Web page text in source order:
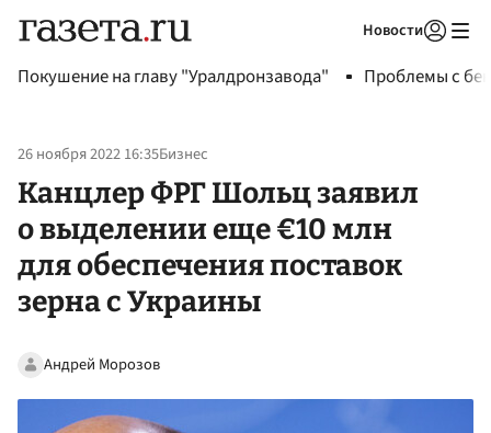
Новости
Покушение на главу "Уралдронзавода" Проблемы с
26 ноября 2022 16:35Бизнес
Канцлер ФРГ Шольц заявил
о выделении еще €10 млн
для обеспечения поставок
зерна с Украины
Андрей Морозов